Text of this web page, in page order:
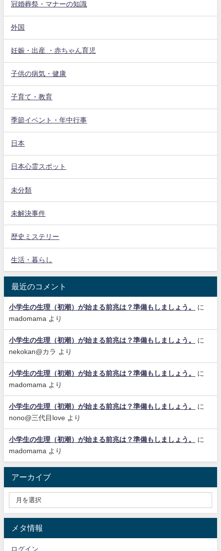
冠婚葬祭・マナーの知識
外国
妊娠・出産 ・赤ちゃん育児
子供の病気・健康
子育て・教育
季節イベント・年中行事
日本
日本心霊スポット
未分類
未解決事件
歴史ミステリー
生活・暮らし
最近のコメント
小学生の生理（初潮）が始まる前兆は？準備もしましょう。
に
madomama より
小学生の生理（初潮）が始まる前兆は？準備もしましょう。
に
nekokan@カラ より
小学生の生理（初潮）が始まる前兆は？準備もしましょう。
に
madomama より
小学生の生理（初潮）が始まる前兆は？準備もしましょう。
に
nono@三代目love より
小学生の生理（初潮）が始まる前兆は？準備もしましょう。
に
madomama より
アーカイブ
メタ情報
ログイン